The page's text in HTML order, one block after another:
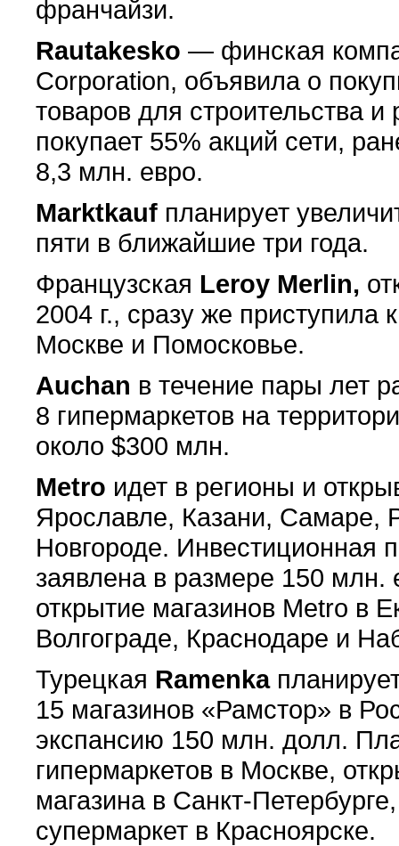
франчайзи.
Rautakesko — финская
Corporation, объявила о
товаров для строительства
покупает 55% акций сети,
8,3 млн. евро.
Marktkauf планирует
пяти в ближайшие три года.
Французская Leroy Merlin,
2004 г., сразу же приступила
Москве и Помосковье.
Auchan в течение пары лет
8 гипермаркетов на
около $300 млн.
Metro идет в регионы и
Ярославле, Казани, Самаре,
Новгороде. Инвестиционная
заявлена в размере 150 млн.
открытие магазинов Metro в
Волгограде, Краснодаре и
Турецкая Ramenka
15 магазинов «Рамстор» в
экспансию 150 млн. долл.
гипермаркетов в Москве,
магазина в Санкт-
супермаркет в Красноярске.